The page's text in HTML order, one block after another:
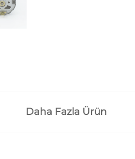
Daha Fazla Ürün